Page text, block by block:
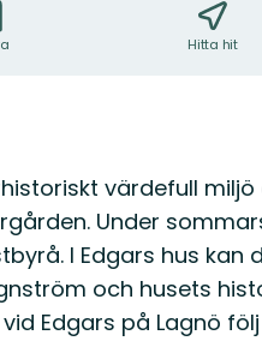
Hitta hit
värdefull
Under
I Edgars hus kan
och husets
Edgars på Lagnö